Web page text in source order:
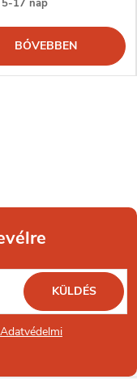
17 nap
BŐVEBBEN
Adatvédelmi
KÜLDÉS